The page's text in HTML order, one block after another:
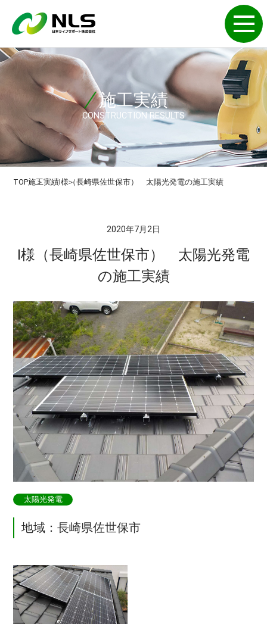
施工実績
CONSTRUCTION RESULTS
TOP施工実績I様（長崎県佐世保市） 太陽光発電の施工実績
2020年7月2日
I様（長崎県佐世保市） 太陽光発電
の施工実績
太陽光発電
地域：長崎県佐世保市